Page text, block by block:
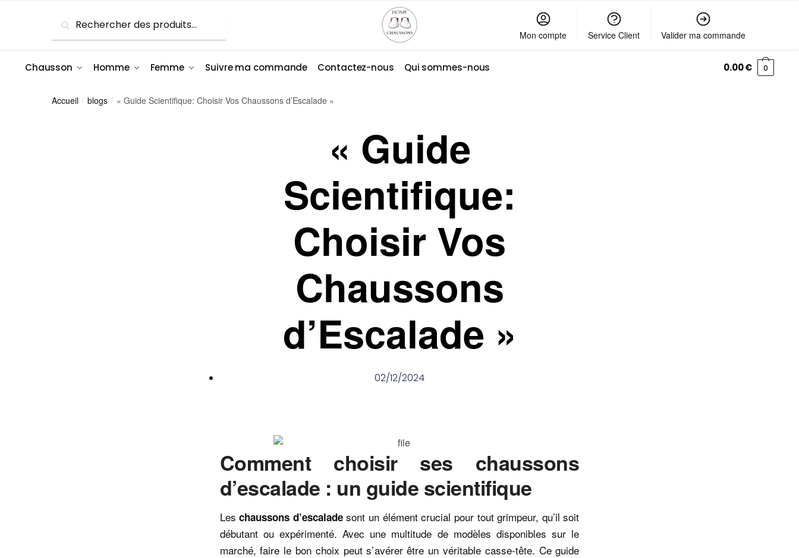
Recherche
Mon compte Service Client Valider ma commande
Chausson Homme Femme Suivre ma commande Contactez-nous Qui sommes-nous 0.00€ 0
Accueil / blogs / « Guide Scientifique: Choisir Vos Chaussons d’Escalade »
« Guide
Scientifique:
Choisir Vos
Chaussons
d’Escalade »
02/12/2024
Comment choisir ses chaussons
d’escalade : un guide scientifique
Leschaussons d’escaladesont un élément crucial pour tout grimpeur, qu’il soit
débutant ou expérimenté. Avec une multitude de modèles disponibles sur le
marché, faire le bon choix peut s’avérer être un véritable casse-tête. Ce guide